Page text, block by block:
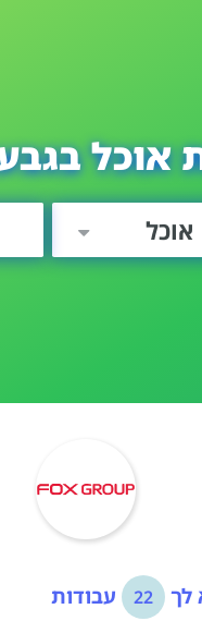
אוכל
אוכל
לך 22 עבודות